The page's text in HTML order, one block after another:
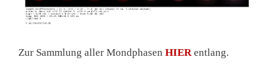
Zur Sammlung aller Mondphasen HIERentlang.